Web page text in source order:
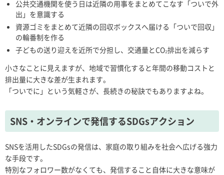
公共交通機関を使う日は近隣の用事をまとめてこなす「ついで外
出」を意識する
資源ゴミをまとめて近隣の回収ボックスへ届ける「ついで回収」
の輪番制を作る
子どもの送り迎えを近所で分担し、交通量とCO₂排出を減らす
小さなことに見えますが、地域で習慣化すると年間の移動コストと
排出量に大きな差が生まれます。
「ついでに」という気軽さが、長続きの秘訣でもありますよね。
SNS・オンラインで発信するSDGsアクション
SNSを活用したSDGsの発信は、家庭の取り組みを社会へ広げる強力
な手段です。
特別なフォロワー数がなくても、発信すること自体に大きな意味が